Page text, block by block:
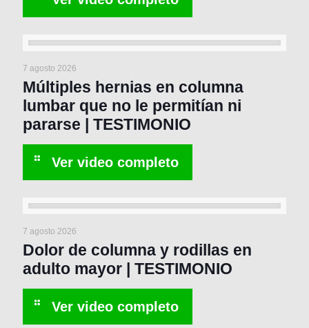
7 agosto 2026
Múltiples hernias en columna
lumbar que no le permitían ni
pararse | TESTIMONIO
7 agosto 2026
Dolor de columna y rodillas en
adulto mayor | TESTIMONIO